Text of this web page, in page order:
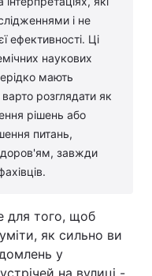
і не
ефективності. Ці
наукових
мають
розглядати як
рішень або
питань,
завжди
для того, щоб
як сильно ви
у
на вулиці -